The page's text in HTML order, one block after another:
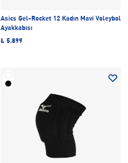
Asics Gel-Rocket 12 Kadın Mavi Voleybol
Ayakkabısı
₺ 5.899